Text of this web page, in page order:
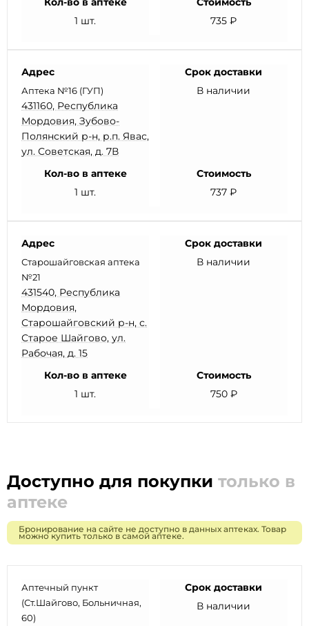
1 шт.
735 ₽
Адрес
Аптека №16 (ГУП)
431160, Республика
Мордовия, Зубово-
Полянский р-н, р.п. Явас,
ул. Советская, д. 7В
Срок доставки
В наличии
Кол-во в аптеке
1 шт.
Стоимость
737 ₽
Адрес
Старошайговская аптека
№21
431540, Республика
Мордовия,
Старошайговский р-н, с.
Старое Шайгово, ул.
Рабочая, д. 15
Срок доставки
В наличии
Кол-во в аптеке
1 шт.
Стоимость
750 ₽
Доступно для покупки только в
аптеке
Бронирование на сайте не доступно в данных аптеках. Товар
можно купить только в самой аптеке.
Аптечный пункт
(Ст.Шайгово, Больничная,
60)
Срок доставки
В наличии